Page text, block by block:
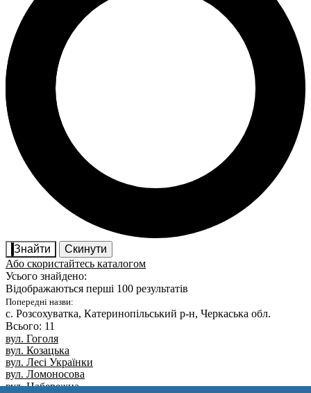
Знайти
Скинути
Або скористайтесь каталогом
Усього знайдено:
Відображаються перші 100 результатів
Попередні назви:
с. Розсохуватка, Катеринопільський р-н, Черкаська обл.
Всього: 11
вул. Гоголя
вул. Козацька
вул. Лесі Українки
вул. Ломоносова
вул. Набережна